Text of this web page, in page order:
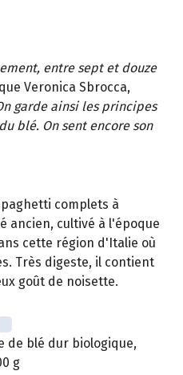
entre sept et douze
Veronica Sbrocca,
garde ainsi les principes
blé. On sent encore son
complets à
ancien, cultivé à l'époque
cette région d'Italie où
Très digeste, il contient
goût de noisette.
de blé dur biologique,
g